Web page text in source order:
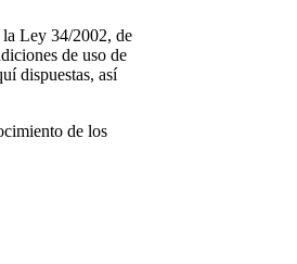
la Ley 34/2002, de
de uso de
dispuestas, así
de los